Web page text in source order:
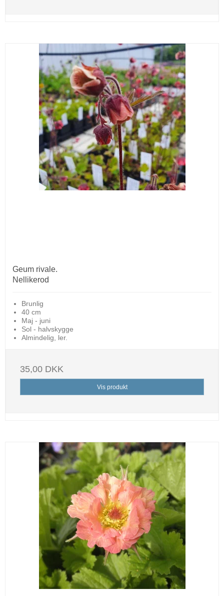
Geum rivale.
Nellikerod
Brunlig
40 cm
Maj - juni
Sol - halvskygge
Almindelig, ler.
35,00 DKK
Vis produkt